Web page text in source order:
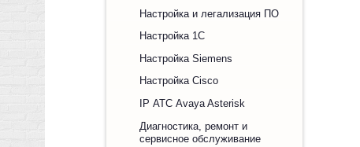
Настройка и легализация ПО
Настройка 1С
Настройка Siemens
Настройка Cisco
IP АТС Avaya Asterisk
Диагностика, ремонт и
сервисное обслуживание